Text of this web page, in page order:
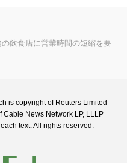
飲食店に営業時間の短縮を要
is copyright of Reuters Limited
News Network LP, LLLP
text. All rights reserved.